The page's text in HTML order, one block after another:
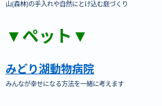
山(森林)の手入れや自然にとけ込む庭づくり
▼ペット▼
みどり湖動物病院
みんなが幸せになる方法を一緒に考えます